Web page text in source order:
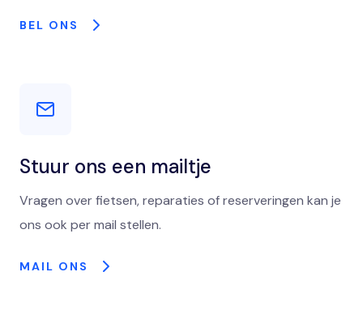
BEL ONS
Stuur ons een mailtje
Vragen over fietsen, reparaties of reserveringen kan je
ons ook per mail stellen.
MAIL ONS